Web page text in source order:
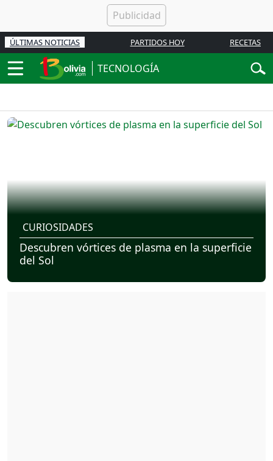
ÚLTIMAS NOTICIAS PARTIDOS HOY RECETAS
TECNOLOGÍA
CURIOSIDADES
Descubren vórtices de plasma en la superficie
del Sol